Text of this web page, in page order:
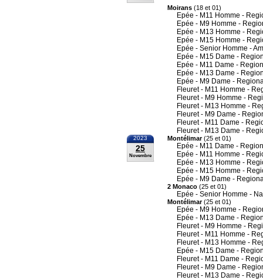
Moirans (18 et 01)
Epée - M11 Homme -
Epée - M9 Homme -
Epée - M13 Homme -
Epée - M15 Homme -
Epée - Senior Homme -
Epée - M15 Dame -
Epée - M11 Dame -
Epée - M13 Dame -
Epée - M9 Dame -
Fleuret - M11 Homme -
Fleuret - M9 Homme -
Fleuret - M13 Homme -
Fleuret - M9 Dame -
Fleuret - M11 Dame -
Fleuret - M13 Dame -
2023
25
Novembre
Montélimar(25 et 01)
Epée - M11 Dame -
Epée - M11 Homme -
Epée - M13 Homme -
Epée - M15 Homme -
Epée - M9 Dame -
2 Monaco (25 et 01)
Epée - Senior Homme -
Montélimar(25 et 01)
Epée - M9 Homme -
Epée - M13 Dame -
Fleuret - M9 Homme -
Fleuret - M11 Homme -
Fleuret - M13 Homme -
Epée - M15 Dame -
Fleuret - M11 Dame -
Fleuret - M9 Dame -
Fleuret - M13 Dame -